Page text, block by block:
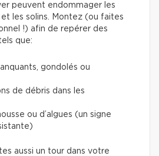
peuvent endommager les
les solins. Montez (ou faites
!) afin de repérer des
que:
gondolés ou
de débris dans les
ou d’algues (un signe
aussi un tour dans votre